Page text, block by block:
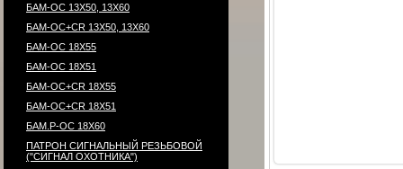
БАМ-ОС 13Х50, 13Х60
БАМ-ОС+CR 13Х50, 13Х60
БАМ-ОС 18Х55
БАМ-ОС 18Х51
БАМ-OC+CR 18X55
БАМ-ОС+CR 18Х51
БАМ.Р-ОС 18Х60
ПАТРОН СИГНАЛЬНЫЙ РЕЗЬБОВОЙ
("СИГНАЛ ОХОТНИКА")